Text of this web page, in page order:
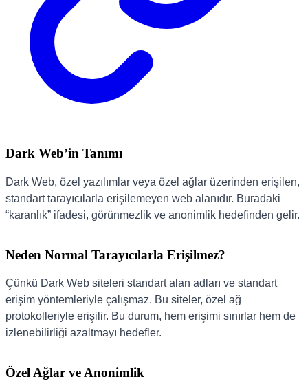
Dark Web’in Tanımı
Dark Web, özel yazılımlar veya özel ağlar üzerinden erişilen,
standart tarayıcılarla erişilemeyen web alanıdır. Buradaki
“karanlık” ifadesi, görünmezlik ve anonimlik hedefinden gelir.
Neden Normal Tarayıcılarla Erişilmez?
Çünkü Dark Web siteleri standart alan adları ve standart
erişim yöntemleriyle çalışmaz. Bu siteler, özel ağ
protokolleriyle erişilir. Bu durum, hem erişimi sınırlar hem de
izlenebilirliği azaltmayı hedefler.
Özel Ağlar ve Anonimlik